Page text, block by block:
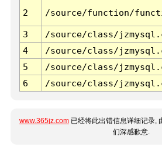
2 /source/function/
3 /source/class/
4
/source/class/
5
/source/class/
6
/source/class/
www.365jz.com 已经将此出错信息详细记录,
们深感歉意.